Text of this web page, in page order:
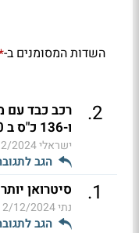
השדות המסומנים ב-
2
.
ו-136 כ"ס ב 210 אלף שקל !!
ישראלי20:16
הגב
1
. סיטרואן
נתי12/2024 06:54
הגב